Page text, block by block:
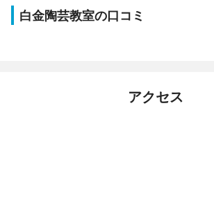
白金陶芸教室の口コミ
アクセス